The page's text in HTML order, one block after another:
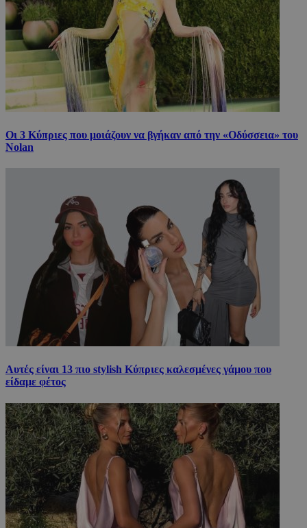
Οι 3 Κύπριες που μοιάζουν να βγήκαν από την «Οδύσσεια» του
Nolan
Αυτές είναι 13 πιο stylish Κύπριες καλεσμένες γάμου που
είδαμε φέτος